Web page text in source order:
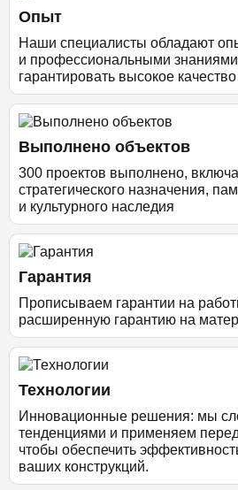
Опыт
Наши специалисты обладают
и профессиональными
гарантировать высокое качество
Выполнено объектов
300 проектов выполнено,
стратегического назначения,
и культурного наследия
Гарантия
Прописываем гарантии на
расширенную гарантию на
Технологии
Инновационные решения: мы
тенденциями и применяем
чтобы обеспечить
ваших конструкций.